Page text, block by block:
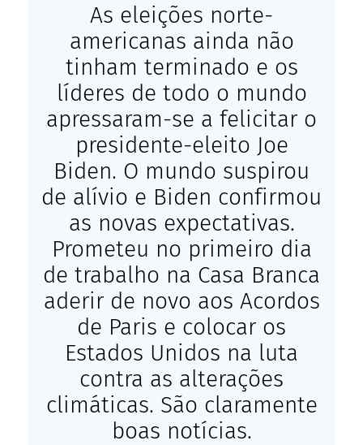
As eleições norte-
americanas ainda não
tinham terminado e os
líderes de todo o mundo
apressaram-se a felicitar o
presidente-eleito Joe
Biden. O mundo suspirou
de alívio e Biden confirmou
as novas expectativas.
Prometeu no primeiro dia
de trabalho na Casa Branca
aderir de novo aos Acordos
de Paris e colocar os
Estados Unidos na luta
contra as alterações
climáticas. São claramente
boas notícias.